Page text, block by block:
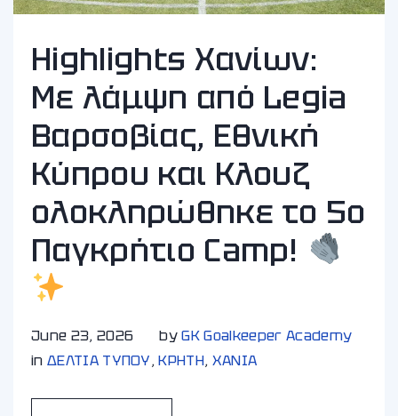
Highlights Χανίων:
Με λάμψη από Legia
Βαρσοβίας, Εθνική
Κύπρου και Κλουζ
ολοκληρώθηκε το 5ο
Παγκρήτιο Camp!
June 23, 2026 byGK Goalkeeper Academy
in ΔΕΛΤΙΑ ΤΥΠΟΥ,ΚΡΗΤΗ, ΧΑΝΙA